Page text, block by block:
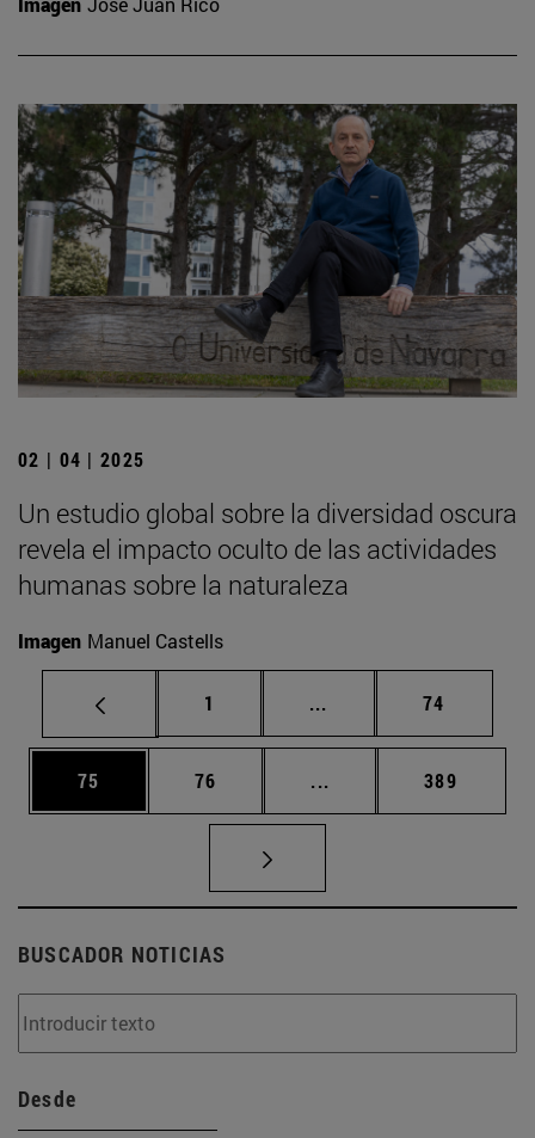
02 | 04 | 2025
Un estudio global sobre la diversidad oscura
revela el impacto oculto de las actividades
humanas sobre la naturaleza
Imagen Manuel Castells
Página
1 ... Páginas intermedias
Página
74
Página
75 Página
76 ... Páginas intermedias
Página
389
BUSCADOR NOTICIAS
Desde